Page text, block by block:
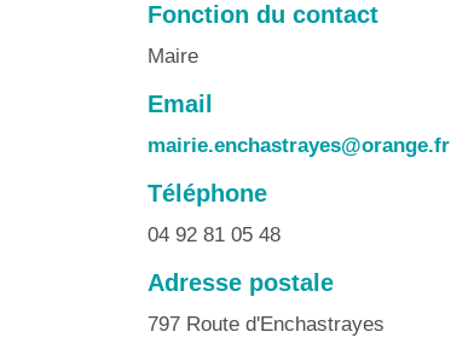
Fonction du contact
Maire
Email
mairie.enchastrayes@orange.fr
Téléphone
04 92 81 05 48
Adresse postale
797 Route d'Enchastrayes